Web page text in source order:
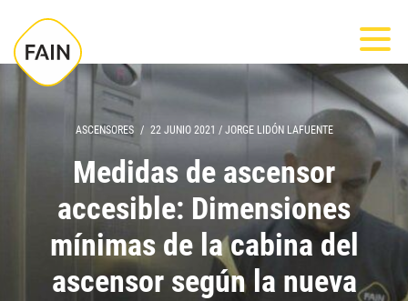
este
sitio
accesibilidad.
ASCENSORES / 22 JUNIO 2021 / JORGE LIDÓN LAFUENTE
Medidas de ascensor
accesible: Dimensiones
mínimas de la cabina del
ascensor según la nueva